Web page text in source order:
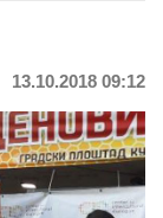
13.10.2018 09:12